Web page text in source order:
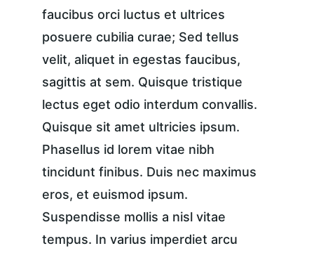
faucibus orci luctus et ultrices
posuere cubilia curae; Sed tellus
velit, aliquet in egestas faucibus,
sagittis at sem. Quisque tristique
lectus eget odio interdum convallis.
Quisque sit amet ultricies ipsum.
Phasellus id lorem vitae nibh
tincidunt finibus. Duis nec maximus
eros, et euismod ipsum.
Suspendisse mollis a nisl vitae
tempus. In varius imperdiet arcu